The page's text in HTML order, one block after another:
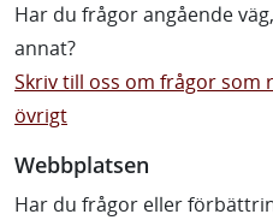
Har du frågor angående
annat?
Skriv till oss om frågor som
övrigt
Webbplatsen
Har du frågor eller